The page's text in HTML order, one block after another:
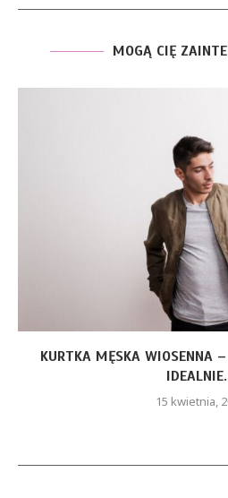
MOGĄ CIĘ
KURTKA MĘSKA WIOSENNA
15 kwietnia,